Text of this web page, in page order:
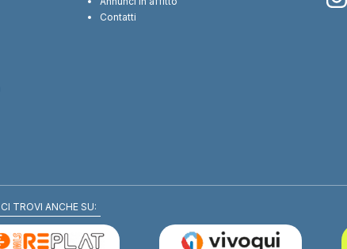
Contatti
CI TROVI ANCHE SU: